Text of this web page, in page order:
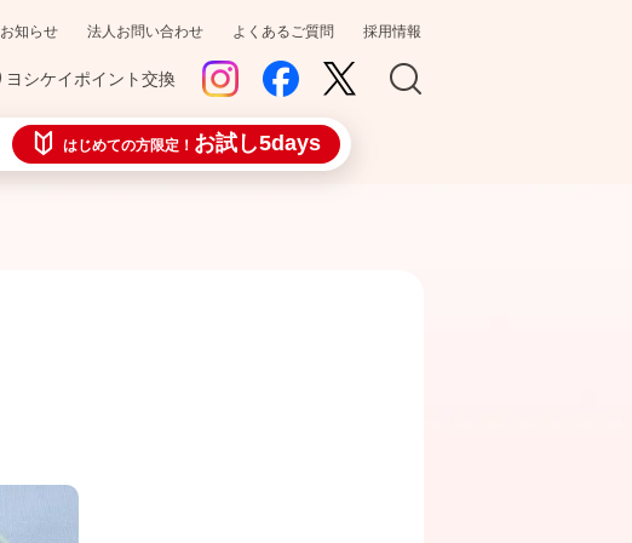
お知らせ 法人お問い合わせ よくあるご質問 採用情報
ヨシケイポイント交換
はじめての方限定！ お試し5days